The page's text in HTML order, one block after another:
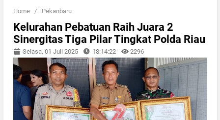
Home / Pekanbaru
Kelurahan Pebatuan Raih Juara 2
Sinergitas Tiga Pilar Tingkat Polda Riau
Selasa, 01 Juli 2025 18:14:22 2296